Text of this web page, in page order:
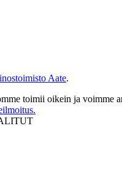
Aate.
toimii oikein ja voimme